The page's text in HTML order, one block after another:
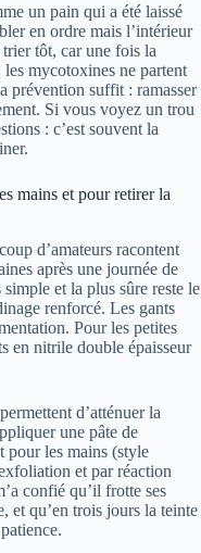
un pain qui a été laissé
en ordre mais l’intérieur
tôt, car une fois la
mycotoxines ne partent
prévention suffit : ramasser
Si vous voyez un trou
: c’est souvent la
mains et pour retirer la
d’amateurs racontent
après une journée de
et la plus sûre reste le
renforcé. Les gants
Pour les petites
en nitrile double épaisseur
d’atténuer la
une pâte de
pour les mains (style
et par réaction
confié qu’il frotte ses
et qu’en trois jours la teinte